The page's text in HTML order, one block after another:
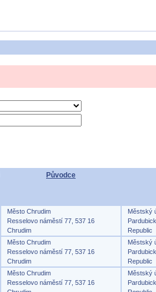
Původce
Město Chrudim
Resselovo náměstí 77, 537 16
Chrudim
Městský
Republic
Město Chrudim
Resselovo náměstí 77, 537 16
Chrudim
Městský
Republic
Město Chrudim
Resselovo náměstí 77, 537 16
Městský